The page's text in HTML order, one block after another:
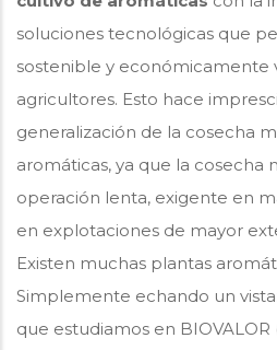
soluciones tecnológicas que
sostenible y económicamente
agricultores. Esto hace
generalización de la cosecha
aromáticas, ya que la cosecha
operación lenta, exigente en
en explotaciones de mayor
Existen muchas plantas
Simplemente echando un
que estudiamos en BIOVALOR